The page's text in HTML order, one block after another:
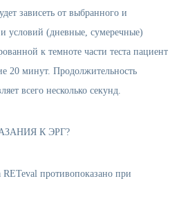
зависеть от выбранного и
и условий (дневные, сумеречные)
к темноте части теста пациент
20 минут. Продолжительность
всего несколько секунд.
К ЭРГ?
RETeval противопоказано при